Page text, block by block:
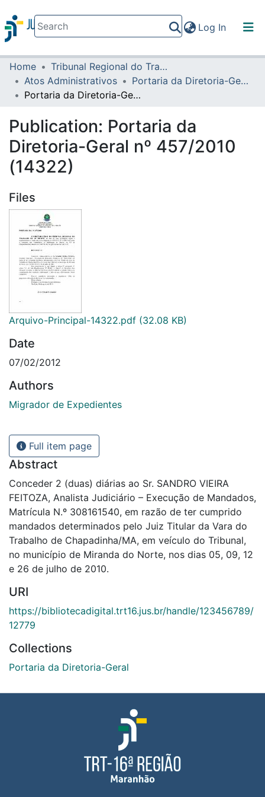
Log In(current)
Communities & Collections
All of DSpace
Home
Tribunal Regional do Trabalho da 16ª Região
Atos Administrativos
Portaria da Diretoria-Geral
Portaria da Diretoria-Geral nº 457/2010 (14322)
Publication: Portaria da
Diretoria-Geral nº 457/2010
(14322)
Files
Arquivo-Principal-14322.pdf (32.08 KB)
Date
07/02/2012
Authors
Migrador de Expedientes
Full item page
Abstract
Conceder 2 (duas) diárias ao Sr. SANDRO VIEIRA
FEITOZA, Analista Judiciário – Execução de Mandados,
Matrícula N.º 308161540, em razão de ter cumprido
mandados determinados pelo Juiz Titular da Vara do
Trabalho de Chapadinha/MA, em veículo do Tribunal,
no município de Miranda do Norte, nos dias 05, 09, 12
e 26 de julho de 2010.
URI
https://bibliotecadigital.trt16.jus.br/handle/123456789/
12779
Collections
Portaria da Diretoria-Geral